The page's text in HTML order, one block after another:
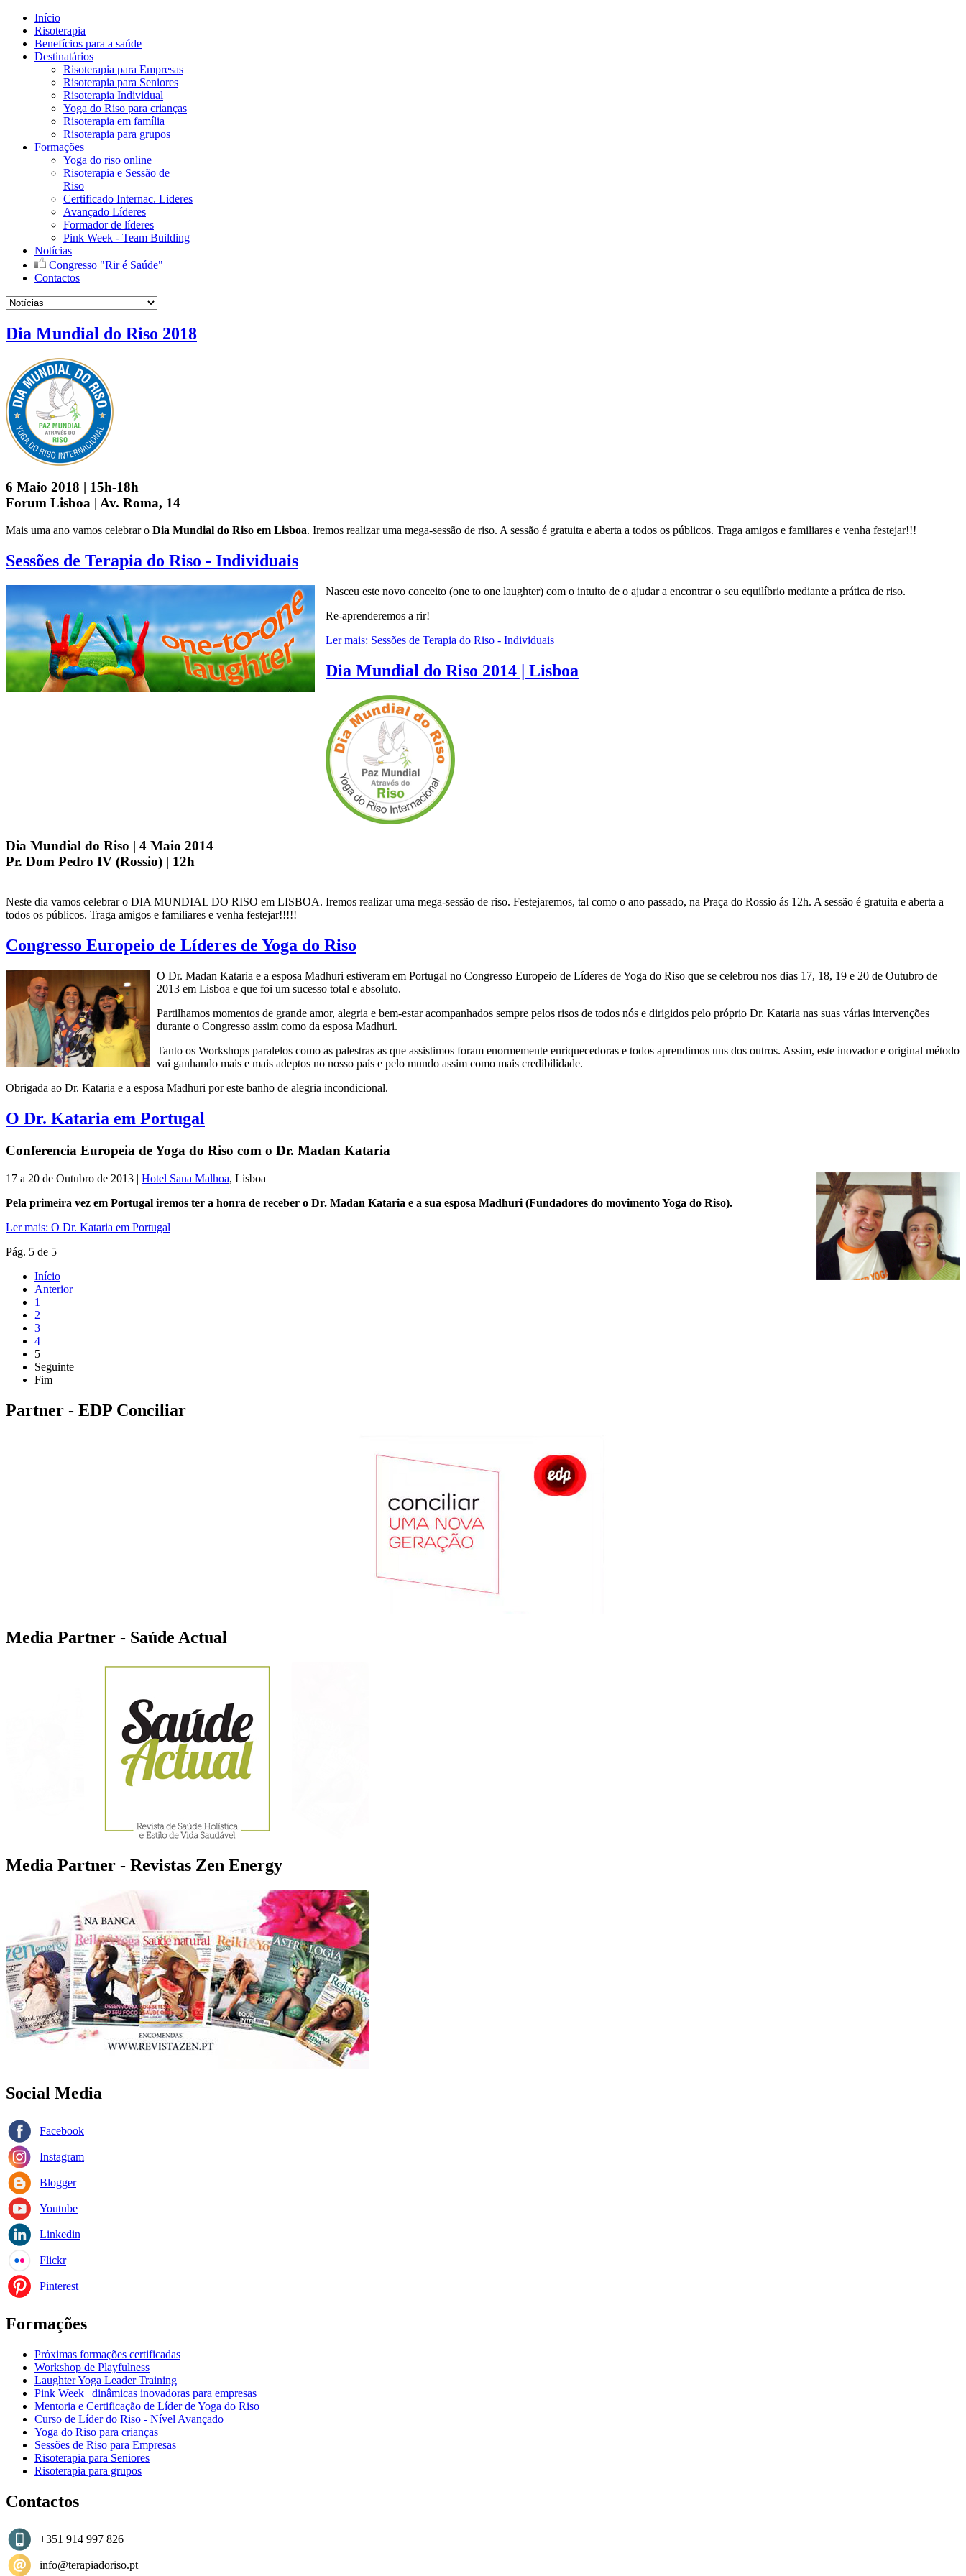
Início
Risoterapia
Benefícios para a saúde
Destinatários
Risoterapia para Empresas
Risoterapia para Seniores
Risoterapia Individual
Yoga do Riso para crianças
Risoterapia em família
Risoterapia para grupos
Formações
Yoga do riso online
Risoterapia e Sessão de
Riso
Certificado Internac. Lideres
Avançado Líderes
Formador de líderes
Pink Week - Team Building
Notícias
Congresso "Rir é Saúde"
Contactos
Dia Mundial do Riso 2018
6 Maio 2018 | 15h-18h
Forum Lisboa | Av. Roma, 14
Mais uma ano vamos celebrar o Dia Mundial do Riso em Lisboa. Iremos realizar uma mega-sessão de riso. A sessão é gratuita e aberta a todos os públicos. Traga amigos e familiares e venha festejar!!!
Sessões de Terapia do Riso - Individuais
Nasceu este novo conceito (one to one laughter) com o intuito de o ajudar a encontrar o seu equilíbrio mediante a prática de riso.
Re-aprenderemos a rir!
Ler mais: Sessões de Terapia do Riso - Individuais
Dia Mundial do Riso 2014 | Lisboa
Dia Mundial do Riso | 4 Maio 2014
Pr. Dom Pedro IV (Rossio) | 12h
Neste dia vamos celebrar o DIA MUNDIAL DO RISO em LISBOA. Iremos realizar uma mega-sessão de riso. Festejaremos, tal como o ano passado, na Praça do Rossio ás 12h. A sessão é gratuita e aberta a
todos os públicos. Traga amigos e familiares e venha festejar!!!!!
Congresso Europeio de Líderes de Yoga do Riso
O Dr. Madan Kataria e a esposa Madhuri estiveram em Portugal no Congresso Europeio de Líderes de Yoga do Riso que se celebrou nos dias 17, 18, 19 e 20 de Outubro de
2013 em Lisboa e que foi um sucesso total e absoluto.
Partilhamos momentos de grande amor, alegria e bem-estar acompanhados sempre pelos risos de todos nós e dirigidos pelo próprio Dr. Kataria nas suas várias intervenções
durante o Congresso assim como da esposa Madhuri.
Tanto os Workshops paralelos como as palestras as que assistimos foram enormemente enriquecedoras e todos aprendimos uns dos outros. Assim, este inovador e original método
vai ganhando mais e mais adeptos no nosso país e pelo mundo assim como mais credibilidade.
Obrigada ao Dr. Kataria e a esposa Madhuri por este banho de alegria incondicional.
O Dr. Kataria em Portugal
Conferencia Europeia de Yoga do Riso com o Dr. Madan Kataria
17 a 20 de Outubro de 2013 | Hotel Sana Malhoa, Lisboa
Pela primeira vez em Portugal iremos ter a honra de receber o Dr. Madan Kataria e a sua esposa Madhuri (Fundadores do movimento Yoga do Riso).
Ler mais: O Dr. Kataria em Portugal
Pág. 5 de 5
Início
Anterior
1
2
3
4
5
Seguinte
Fim
Partner - EDP Conciliar
Media Partner - Saúde Actual
Media Partner - Revistas Zen Energy
Social Media
Facebook
Instagram
Blogger
Youtube
Linkedin
Flickr
Pinterest
Formações
Próximas formações certificadas
Workshop de Playfulness
Laughter Yoga Leader Training
Pink Week | dinâmicas inovadoras para empresas
Mentoria e Certificação de Líder de Yoga do Riso
Curso de Líder do Riso - Nível Avançado
Yoga do Riso para crianças
Sessões de Riso para Empresas
Risoterapia para Seniores
Risoterapia para grupos
Contactos
+351 914 997 826
info@terapiadoriso.pt